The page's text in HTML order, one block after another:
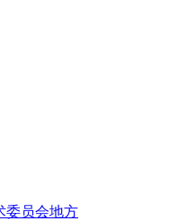
委员会地方